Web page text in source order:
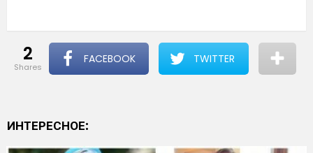
2
shares
FACEBOOK TWITTER
ИНТЕРЕСНОЕ: